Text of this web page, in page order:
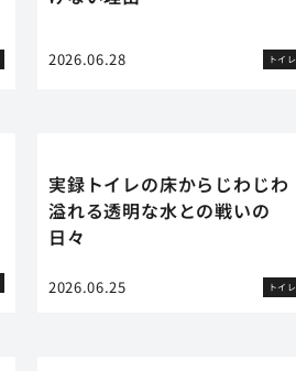
2026.06.28 トイレ
実録トイレの床からじわじわ
溢れる透明な水との戦いの
日々
2026.06.25 トイレ